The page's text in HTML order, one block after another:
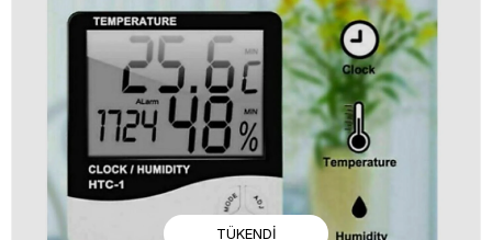
TÜKENDI